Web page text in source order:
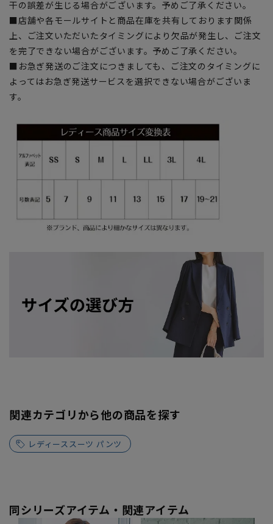
干の誤差が生じる場合がございます。予めご了承ください。
■店舗や各モールサイトと商品在庫を共有しております関係
上、ご注文いただいたタイミングにより欠品が発生し、ご注文
を完了できない場合がございます。予めご了承ください。
■お急ぎ発送のご注文につきましても、ご注文のタイミングに
よってはお急ぎ発送サービスを選択できない場合がございま
す。
関連カテゴリから他の商品を探す
レディーススーツ パンツ
同シリーズアイテム・関連アイテム